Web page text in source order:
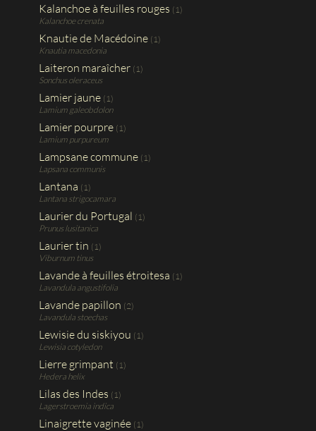
Kalanchoe à feuilles rouges (1)
Kalanchoe crenata
Knautie de Macédoine (1)
Knautia macedonia
Laiteron maraîcher (1)
Sonchus oleraceus
Lamier jaune (1)
Lamium galeobdolon
Lamier pourpre (1)
Lamium purpureum
Lampsane commune (1)
Lapsana communis
Lantana (1)
Lantana strigocamara
Laurier du Portugal (1)
Prunus lusitanica
Laurier tin (1)
Viburnum tinus
Lavande à feuilles étroitesa (1)
Lavandula angustifolia
Lavande papillon (2)
Lavandula stoechas
Lewisie du siskiyou (1)
Lewisia cotyledon
Lierre grimpant (1)
Hedera helix
Lilas des Indes (1)
Lagerstroemia indica
Linaigrette vaginée (1)